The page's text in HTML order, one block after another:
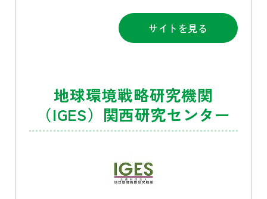
サイトを見る
地球環境戦略研究機関
（IGES）関西研究センター